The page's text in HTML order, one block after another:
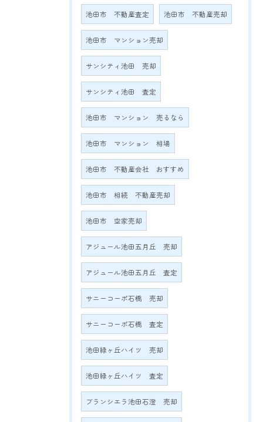
池田市 不動産査定 池田市 不動産売却
池田市 マンション売却
サンシティ池田 売却
サンシティ池田 査定
池田市 マンション 売るなら
池田市 マンション 相場
池田市 不動産会社 おすすめ
池田市 相続 不動産売却
池田市 空家売却
アジュール池田五月丘 売却
アジュール池田五月丘 査定
サニーコーポ石橋 売却
サニーコーポ石橋 査定
池田緑ヶ丘ハイツ 売却
池田緑ヶ丘ハイツ 査定
ブランシエラ池田石澄 売却